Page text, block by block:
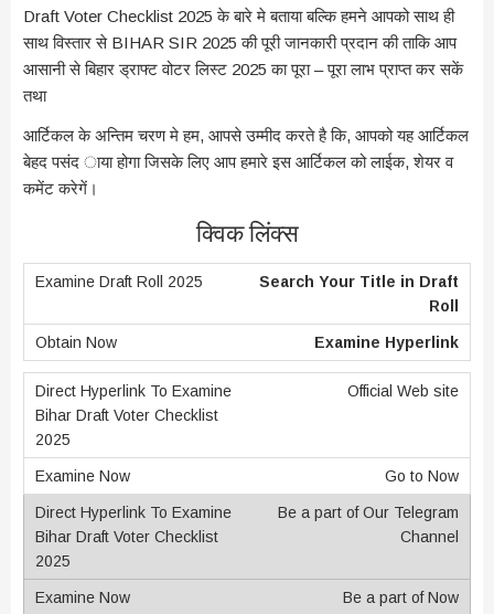
Draft Voter Checklist 2025 के बारे मे बताया बल्कि हमने आपको साथ ही
साथ विस्तार से BIHAR SIR 2025 की पूरी जानकारी प्रदान की ताकि आप
आसानी से बिहार ड्राफ्ट वोटर लिस्ट 2025 का पूरा – पूरा लाभ प्राप्त कर सकें
तथा
आर्टिकल के अन्तिम चरण मे हम, आपसे उम्मीद करते है कि, आपको यह आर्टिकल
बेहद पसंद ाया होगा जिसके लिए आप हमारे इस आर्टिकल को लाईक, शेयर व
कमेंट करेगें।
क्विक लिंक्स
Search Your Title in Draft
Roll
Examine Hyperlink
Official Web site
Go to Now
Be a part of Our Telegram
Channel
Be a part of Now